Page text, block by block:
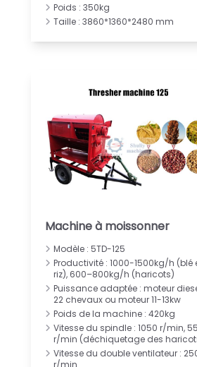
Poids : 350kg
Taille : 3860*1360*2480 mm
Machine à moissonner
Modèle : 5TD-125
Productivité : 1000-1500kg/h (blé
riz), 600–800kg/h (haricots)
Puissance adaptée : moteur
22 chevaux ou moteur 11-13kw
Poids de la machine : 420kg
Vitesse du spindle : 1050 r/min,
r/min (déchiquetage des
Vitesse du double ventilateur :
r/min